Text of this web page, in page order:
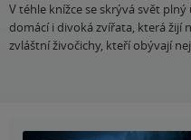
V téhle knížce se skrývá svět
domácí i divoká zvířata, která žijí
zvláštní živočichy, kteří obývají